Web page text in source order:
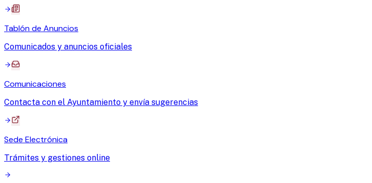
Tablón de Anuncios
Comunicados y anuncios oficiales
Comunicaciones
Contacta con el Ayuntamiento y envía sugerencias
Sede Electrónica
Trámites y gestiones online